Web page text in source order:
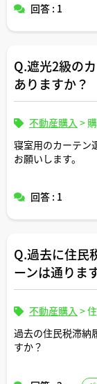
回答 : 1
Q.遮光2級の
ありますか？
不動産購入 >
寝室用のカーテン
お願いします。
回答 : 1
Q.過去に住民
ーンは通りま
不動産購入 >
過去の住民税滞納
すか？